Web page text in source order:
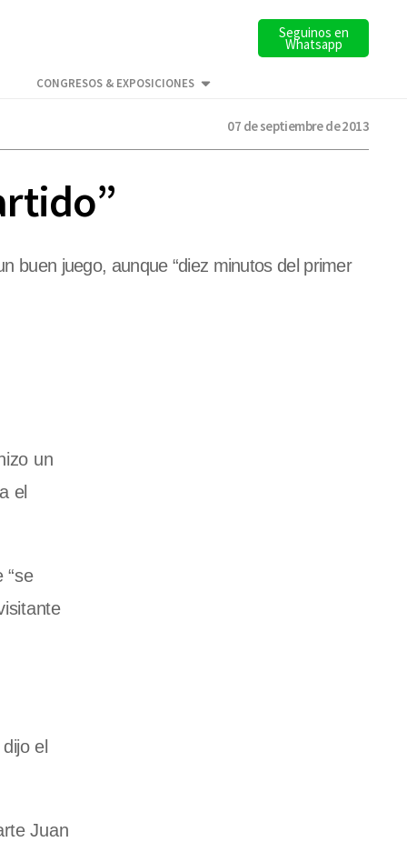
Seguinos en
Whatsapp
CONGRESOS & EXPOSICIONES
07 de septiembre de 2013
buen juego, aunque “diez minutos del primer
un
el
“se
el
Juan